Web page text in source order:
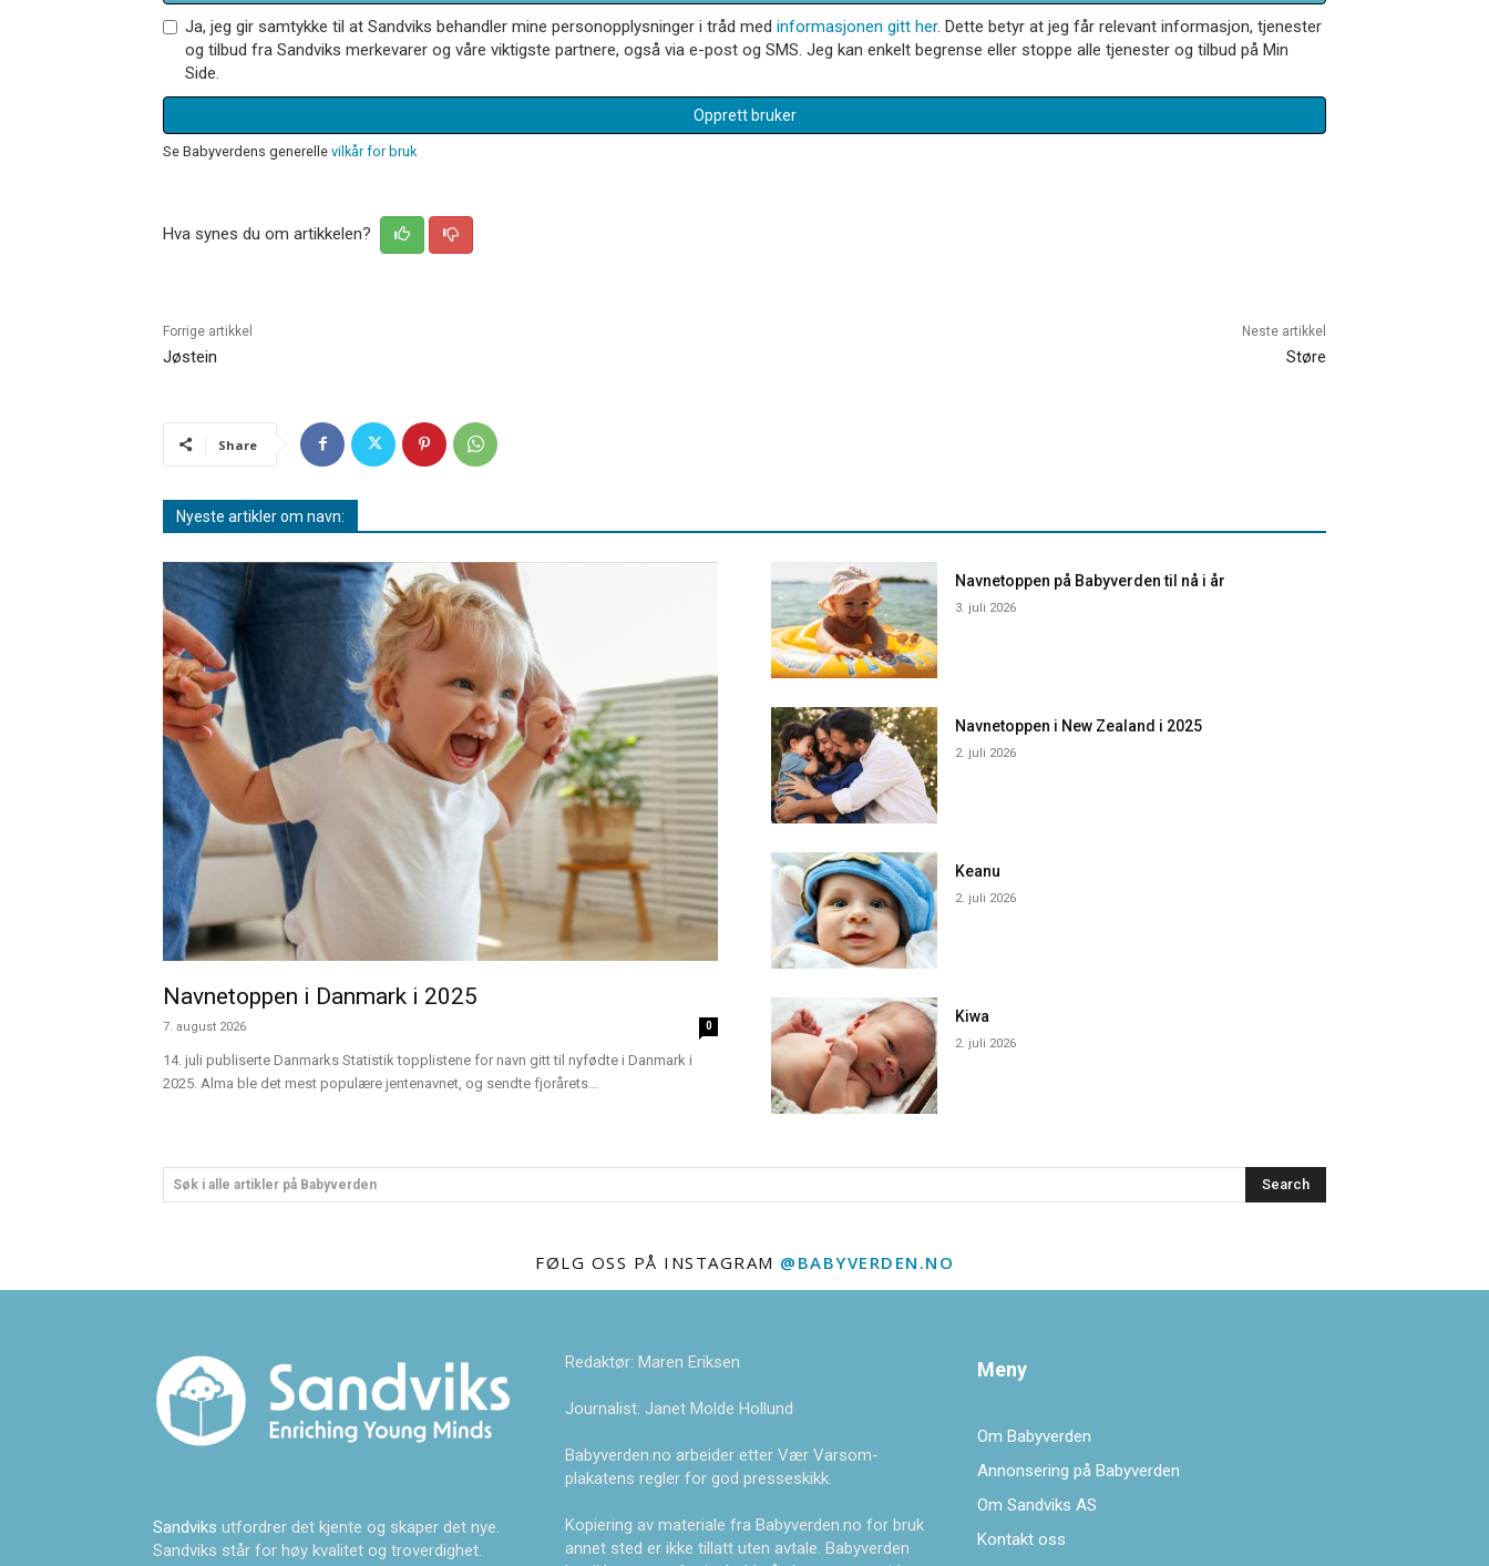
Ja, jeg gir samtykke til at Sandviks behandler mine personopplysninger i tråd med informasjonen gitt her. Dette betyr at jeg får relevant informasjon, tjenester
og tilbud fra Sandviks merkevarer og våre viktigste partnere, også via e-post og SMS. Jeg kan enkelt begrense eller stoppe alle tjenester og tilbud på Min
Side.
Opprett bruker
Se Babyverdens generelle vilkår for bruk
Hva synes du om artikkelen?
Forrige artikkel
Jøstein
Neste artikkel
Støre
Share
Nyeste artikler om navn:
Navnetoppen i Danmark i 2025
7. august 2026 0
14. juli publiserte Danmarks Statistik topplistene for navn gitt til nyfødte i Danmark i
2025. Alma ble det mest populære jentenavnet, og sendte fjorårets...
Navnetoppen på Babyverden til nå i år
3. juli 2026
Navnetoppen i New Zealand i 2025
2. juli 2026
Keanu
2. juli 2026
Kiwa
2. juli 2026
Søk i alle artikler på Babyverden Search
FØLG OSS PÅ INSTAGRAM @BABYVERDEN.NO
Sandviks utfordrer det kjente og skaper det nye.
Sandviks står for høy kvalitet og troverdighet.
Redaktør: Maren Eriksen
Journalist: Janet Molde Hollund
Babyverden.no arbeider etter Vær Varsom-
plakatens regler for god presseskikk.
Kopiering av materiale fra Babyverden.no for bruk
annet sted er ikke tillatt uten avtale. Babyverden
Meny
Om Babyverden
Annonsering på Babyverden
Om Sandviks AS
Kontakt oss